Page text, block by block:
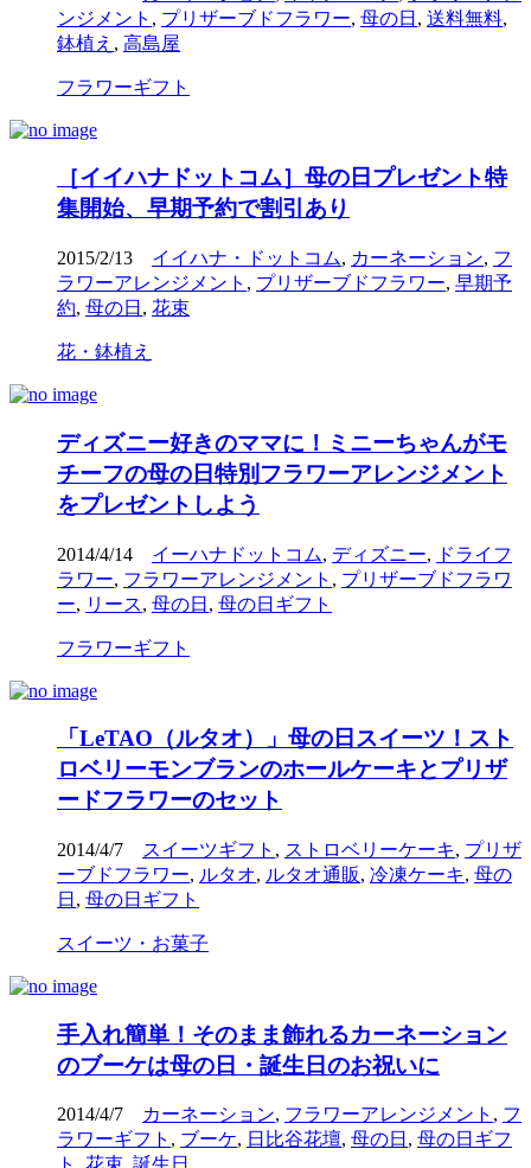
ンジメント , プリザーブドフラワー, 母の日 , 送料無料,
鉢植え , 高島屋
フラワーギフト
［イイハナドットコム］母の日プレゼント特
集開始、早期予約で割引あり
2015/2/13 イイハナ・ドットコム, カーネーション, フ
ラワーアレンジメント , プリザーブドフラワー, 早期予
約, 母の日 , 花束
花・鉢植え
ディズニー好きのママに！ミニーちゃんがモ
チーフの母の日特別フラワーアレンジメント
をプレゼントしよう
2014/4/14 イーハナドットコム, ディズニー, ドライフ
ラワー, フラワーアレンジメント , プリザーブドフラワ
ー, リース, 母の日 , 母の日ギフト
フラワーギフト
「LeTAO（ルタオ）」母の日スイーツ！スト
ロベリーモンブランのホールケーキとプリザ
ードフラワーのセット
2014/4/7 スイーツギフト , ストロベリーケーキ, プリザ
ーブドフラワー, ルタオ, ルタオ通販, 冷凍ケーキ, 母の
日 , 母の日ギフト
スイーツ・お菓子
手入れ簡単！そのまま飾れるカーネーション
のブーケは母の日・誕生日のお祝いに
2014/4/7 カーネーション, フラワーアレンジメント , フ
ラワーギフト , ブーケ, 日比谷花壇, 母の日 , 母の日ギフ